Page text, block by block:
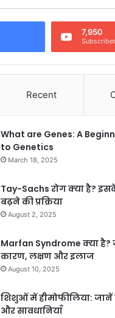
7,950
Recent
What are Genes: A
to Genetics
March 18, 2025
Tay-Sachs रोग क्या है?
बढ़ने की प्रक्रिया
August 2, 2025
Marfan Syndrome क्या
कारण, लक्षण और इलाज
August 10, 2025
शिशुओं में हीमोफीलिया:
और सावधानियाँ